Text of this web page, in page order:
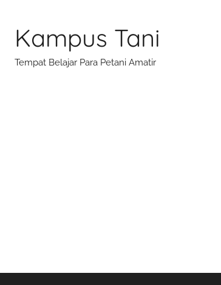
content
Kampus Tani
Tempat Belajar Para Petani Amatir